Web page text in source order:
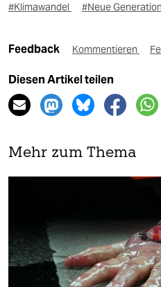
#Klimawandel #Neue Generation
Feedback Kommentieren
Diesen Artikel teilen
Mehr zum Thema